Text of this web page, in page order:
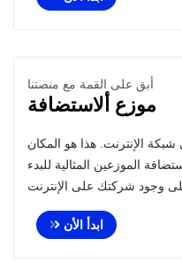
أبق على القمة مع منصتنا
موزع ألاستضافة
الإنترنت. هذا هو المكان
الموزعين المثالية للبدء
ابدأ الأن